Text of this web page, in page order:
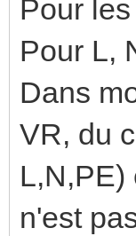
Pour
Pour L,
Dans
VR, du
L,N,PE)
n'est